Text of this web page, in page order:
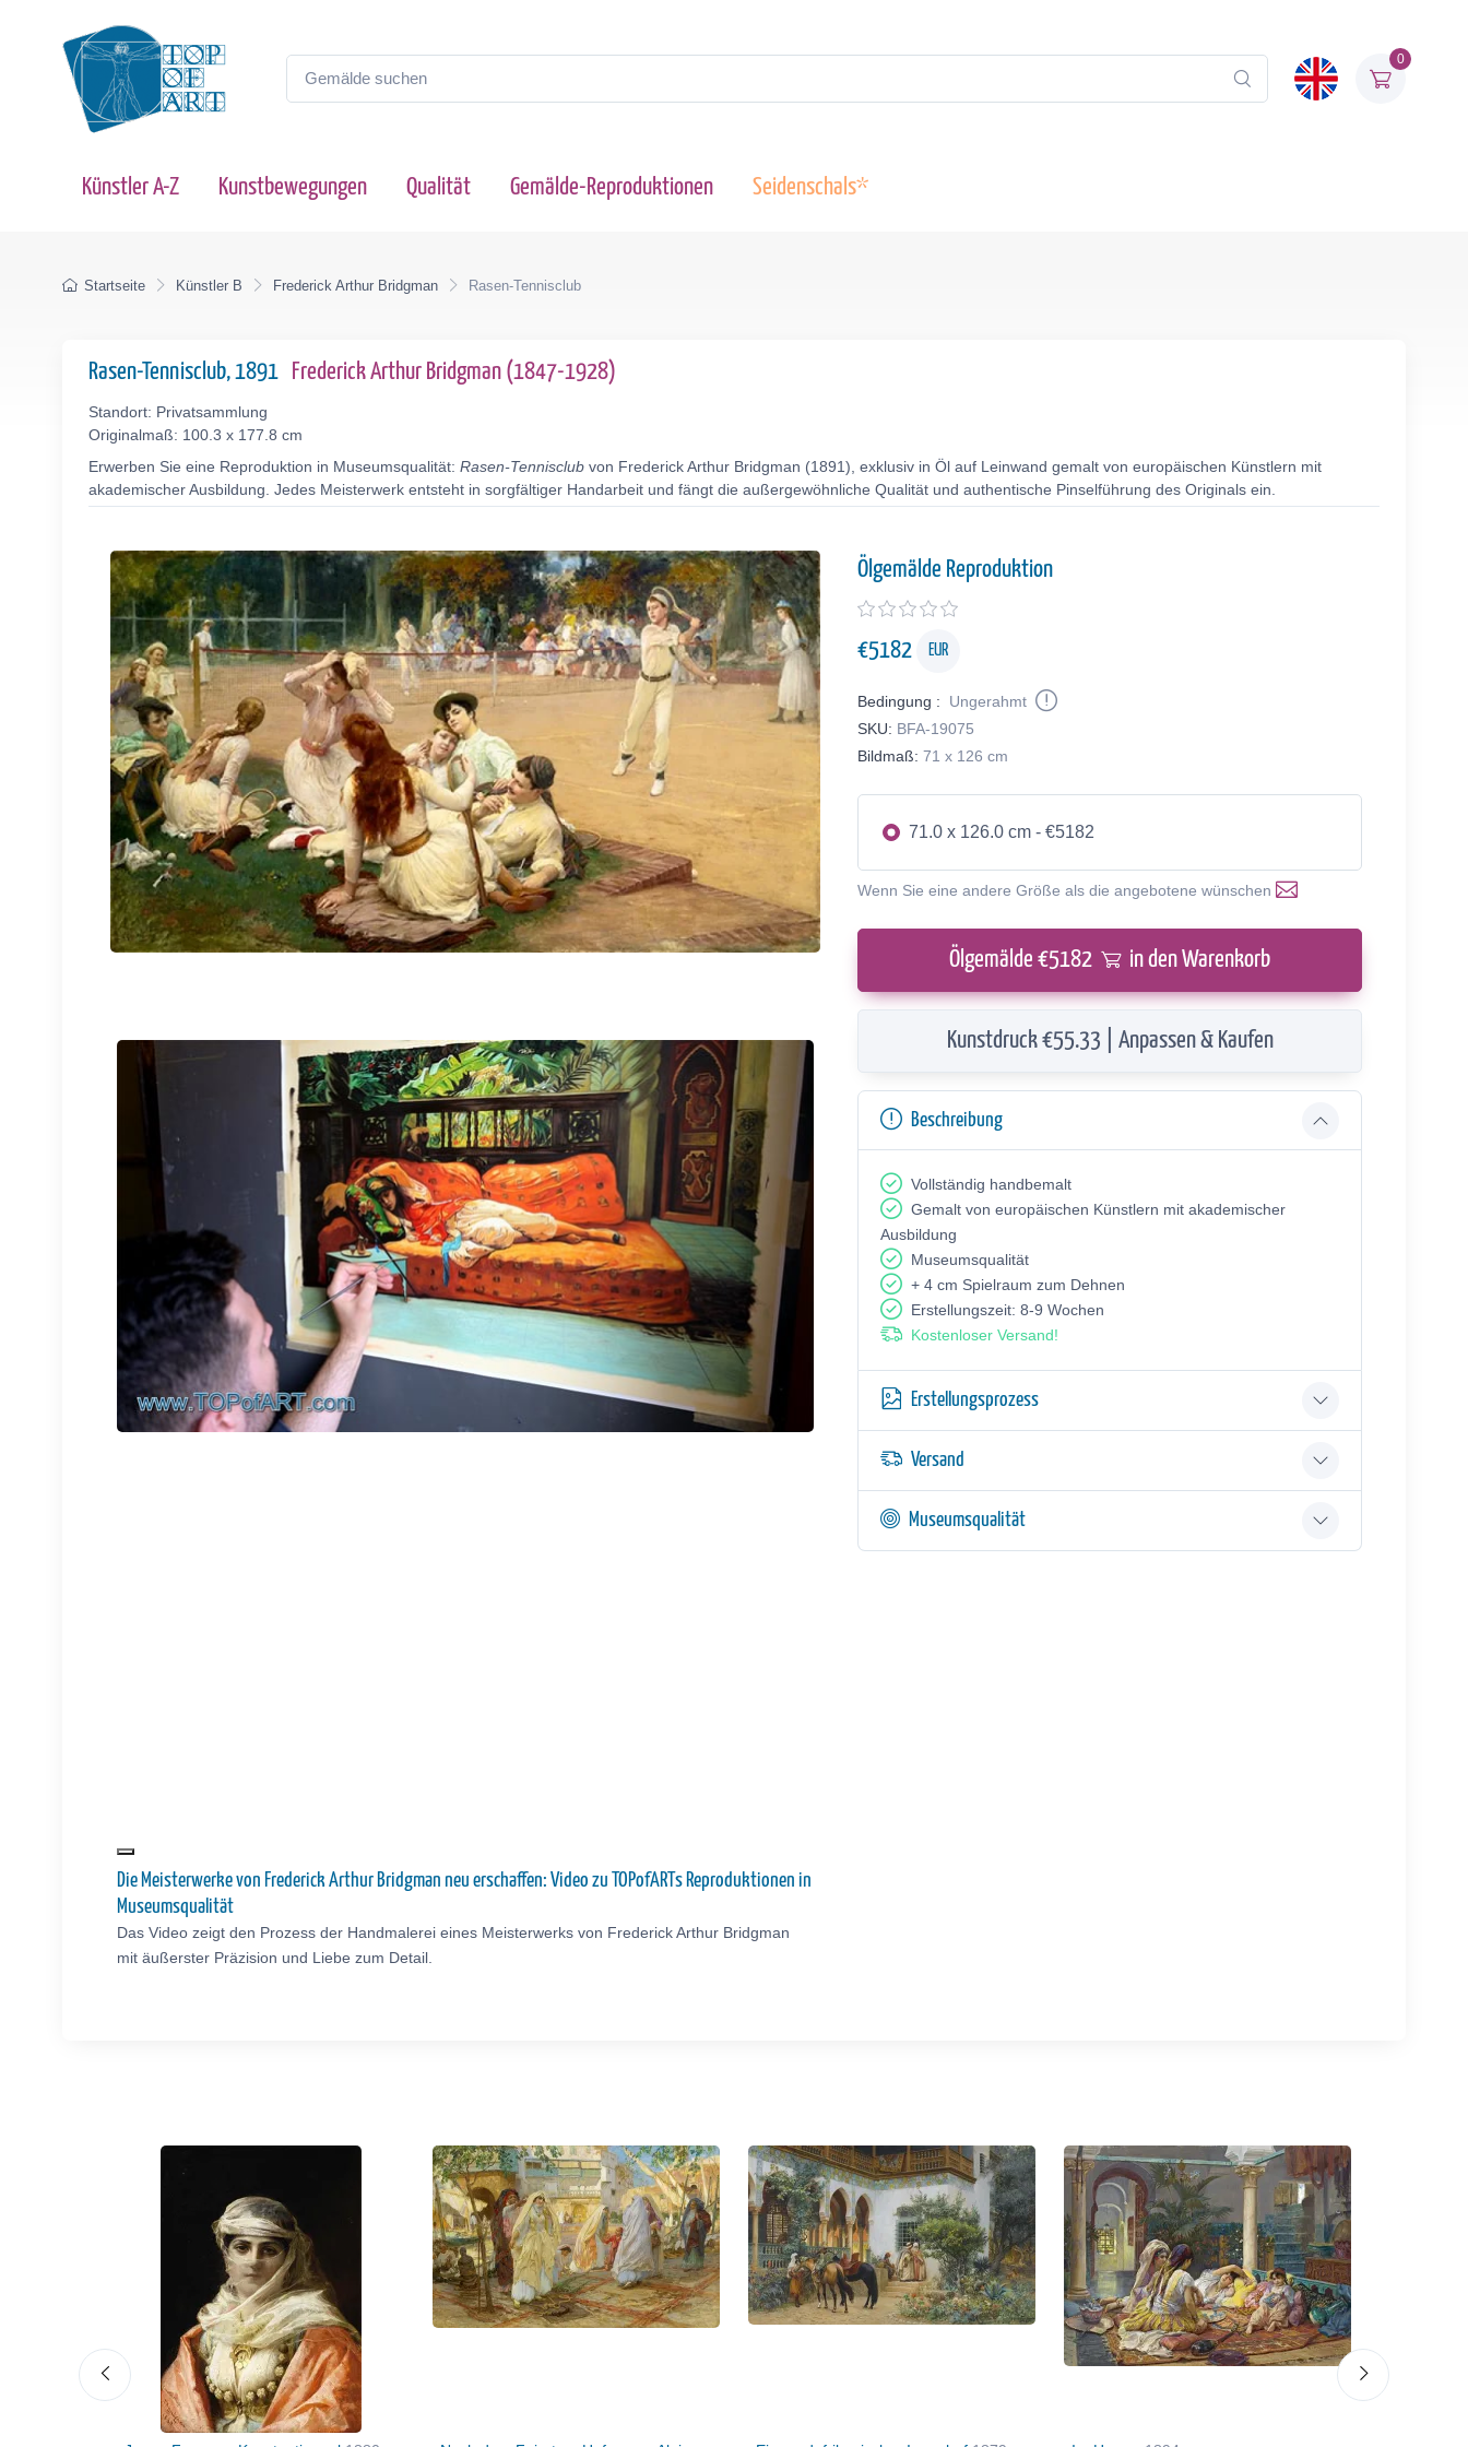
0
Künstler A-Z Kunstbewegungen Qualität Gemälde-Reproduktionen Seidenschals*
Startseite Künstler B Frederick Arthur Bridgman Rasen-Tennisclub
Rasen-Tennisclub, 1891 Frederick Arthur Bridgman (1847-1928)
Standort: Privatsammlung
Originalmaß: 100.3 x 177.8 cm
Erwerben Sie eine Reproduktion in Museumsqualität: Rasen-Tennisclub von Frederick Arthur Bridgman (1891), exklusiv in Öl auf Leinwand gemalt von europäischen Künstlern mit
akademischer Ausbildung. Jedes Meisterwerk entsteht in sorgfältiger Handarbeit und fängt die außergewöhnliche Qualität und authentische Pinselführung des Originals ein.
Die Meisterwerke von Frederick Arthur Bridgman neu erschaffen: Video zu TOPofARTs Reproduktionen in
Museumsqualität
Das Video zeigt den Prozess der Handmalerei eines Meisterwerks von Frederick Arthur Bridgman
mit äußerster Präzision und Liebe zum Detail.
Ölgemälde Reproduktion
€5182 EUR
Bedingung :
Ungerahmt
SKU: BFA-19075
Bildmaß: 71 x 126 cm
71.0 x 126.0 cm - €5182
Wenn Sie eine andere Größe als die angebotene wünschen
Ölgemälde €5182 in den Warenkorb
Kunstdruck €55.33 | Anpassen & Kaufen
Beschreibung
Vollständig handbemalt
Gemalt von europäischen Künstlern mit akademischer
Ausbildung
Museumsqualität
+ 4 cm Spielraum zum Dehnen
Erstellungszeit: 8-9 Wochen
Kostenloser Versand!
Erstellungsprozess
Versand
Museumsqualität